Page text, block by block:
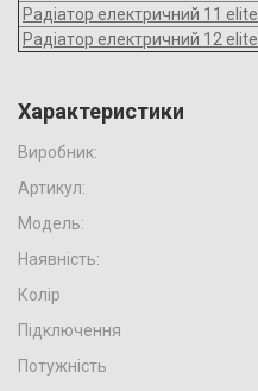
Радіатор електричний 11 elite
Радіатор електричний 12 elite
Характеристики
Виробник:
Артикул:
Модель:
Наявність:
Колір
Підключення
Потужність